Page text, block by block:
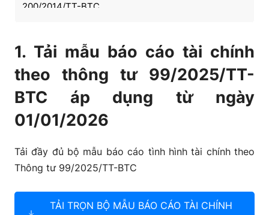
200/2014/TT-BTC
3. Tải mẫu báo cáo tài chính theo Thông tư
133/2014/TT-BTC
và nhỏ hoạt động không liên tục
hoạt động liên tục
1. Tải mẫu báo cáo tài chính
theo thông tư 99/2025/TT-
BTC áp dụng từ ngày
01/01/2026
Tải đầy đủ bộ mẫu báo cáo tình hình tài chính theo
Thông tư 99/2025/TT-BTC
TẢI TRỌN BỘ MẪU BÁO CÁO TÀI CHÍNH